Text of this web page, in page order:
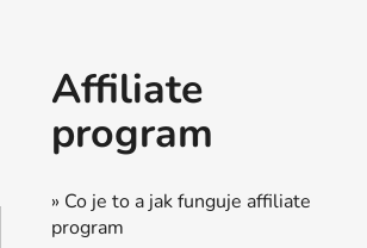
Affiliate
program
» Co je to a jak funguje affiliate
program